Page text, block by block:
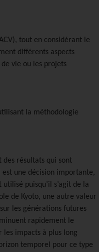
tout en considérant le
différents aspects
vie ou les projets
la méthodologie
des résultats qui sont
est une décision importante,
puisqu’il s’agit de la
de Kyoto, une autre valeur
les générations futures
rapidement le
les impacts à plus long
temporel pour ce type